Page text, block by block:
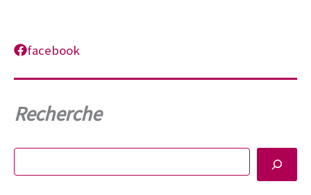
facebook
Recherche
Rechercher